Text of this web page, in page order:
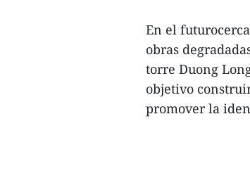
En el
obras
torre Duong
objetivo
promover la